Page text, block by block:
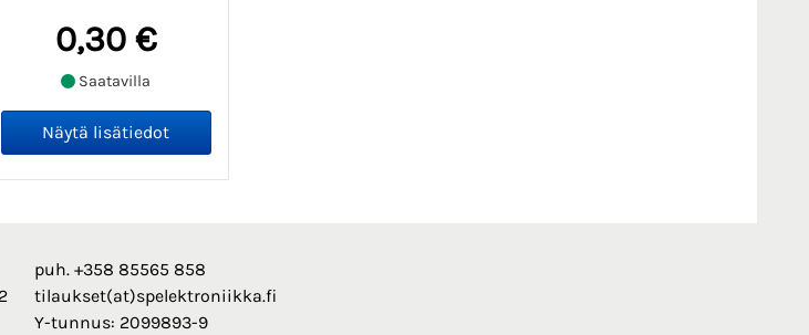
0,30 €
Saatavilla
puh. +358 85565 858
tilaukset(at)spelektroniikka.fi
Y-tunnus: 2099893-9